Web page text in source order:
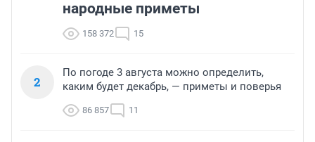
народные приметы
158 372 15
2
По погоде 3 августа можно определить,
каким будет декабрь, — приметы и поверья
86 857 11